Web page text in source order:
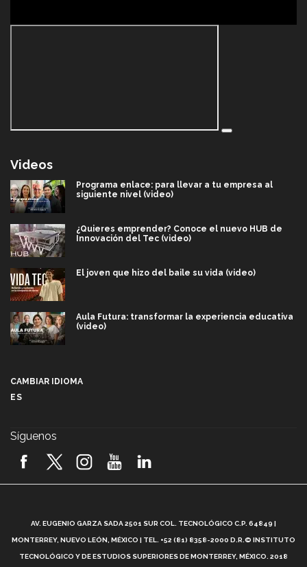
Videos
Programa enlace: para llevar a tu empresa al
siguiente nivel (video)
¿Quieres emprender? Conoce el nuevo HUB de
Innovación del Tec (video)
El joven que hizo del baile su vida (video)
Aula Futura: transformar la experiencia educativa
(video)
2026! (video)
¿Cómo es el Modelo Educativo Tec? (video)
CAMBIAR IDIOMA
ES
Síguenos
AV. EUGENIO GARZA SADA 2501 SUR COL. TECNOLÓGICO C.P. 64849 |
MONTERREY, NUEVO LEÓN, MÉXICO | TEL. +52 (81) 8358-2000 D.R.© INSTITUTO
TECNOLÓGICO Y DE ESTUDIOS SUPERIORES DE MONTERREY, MÉXICO. 2018